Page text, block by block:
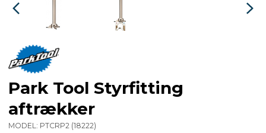
Park Tool Styrfitting
aftrækker
MODEL: PTCRP2 (18222)